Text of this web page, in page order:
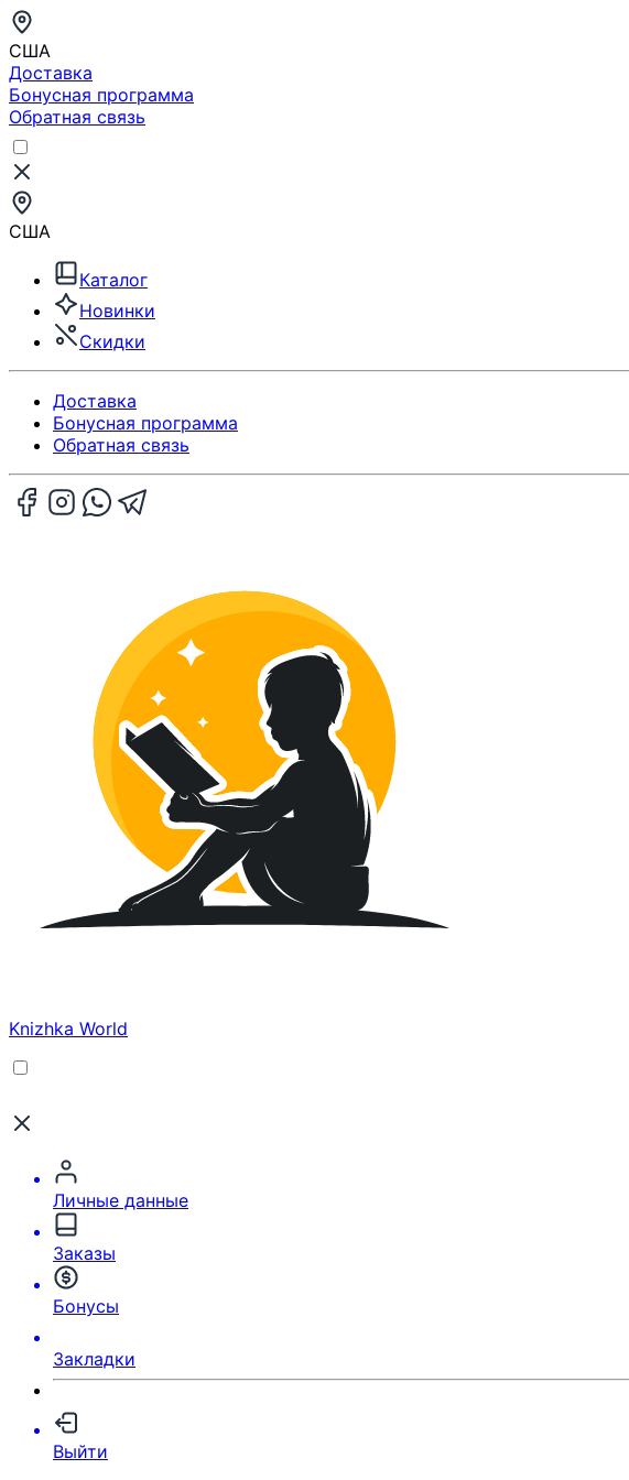
США
Доставка
Бонусная программа
Обратная связь
США
Каталог
Новинки
Скидки
Доставка
Бонусная программа
Обратная связь
Knizhka World
Личные данные
Заказы
Бонусы
Закладки
Выйти